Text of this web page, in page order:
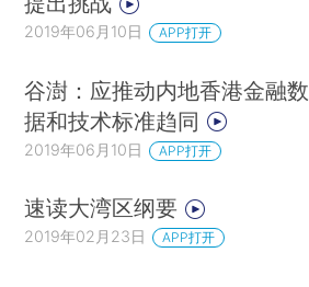
2019年06月10日 APP打开
谷澍：应推动内地香港金融数
据和技术标准趋同
2019年06月10日 APP打开
速读大湾区纲要
2019年02月23日 APP打开